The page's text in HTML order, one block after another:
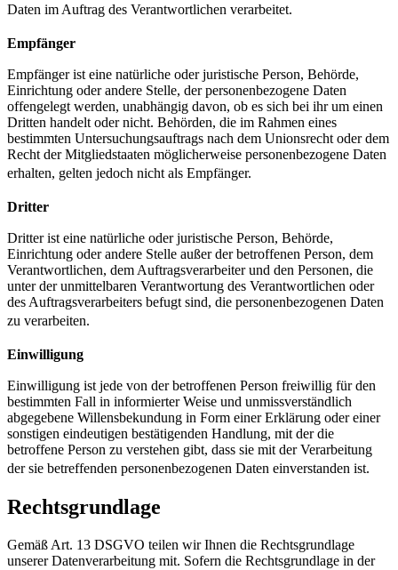
Daten im Auftrag des Verantwortlichen verarbeitet.
Empfänger
Empfänger ist eine natürliche oder juristische Person, Behörde,
Einrichtung oder andere Stelle, der personenbezogene Daten
offengelegt werden, unabhängig davon, ob es sich bei ihr um einen
Dritten handelt oder nicht. Behörden, die im Rahmen eines
bestimmten Untersuchungsauftrags nach dem Unionsrecht oder dem
Recht der Mitgliedstaaten möglicherweise personenbezogene Daten
erhalten, gelten jedoch nicht als Empfänger.
Dritter
Dritter ist eine natürliche oder juristische Person, Behörde,
Einrichtung oder andere Stelle außer der betroffenen Person, dem
Verantwortlichen, dem Auftragsverarbeiter und den Personen, die
unter der unmittelbaren Verantwortung des Verantwortlichen oder
des Auftragsverarbeiters befugt sind, die personenbezogenen Daten
zu verarbeiten.
Einwilligung
Einwilligung ist jede von der betroffenen Person freiwillig für den
bestimmten Fall in informierter Weise und unmissverständlich
abgegebene Willensbekundung in Form einer Erklärung oder einer
sonstigen eindeutigen bestätigenden Handlung, mit der die
betroffene Person zu verstehen gibt, dass sie mit der Verarbeitung
der sie betreffenden personenbezogenen Daten einverstanden ist.
Rechtsgrundlage
Gemäß Art. 13 DSGVO teilen wir Ihnen die Rechtsgrundlage
unserer Datenverarbeitung mit. Sofern die Rechtsgrundlage in der